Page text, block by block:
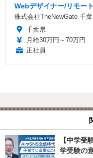
Webデザイナー/リモー
株式会社TheNewGate 千葉
千葉県
月給30万円～70万円
正社員
【中学受
学受験の